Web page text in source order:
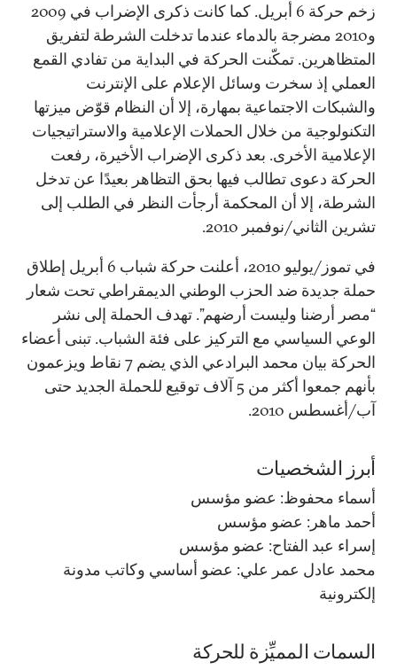
زخم حركة 6 أبريل. كما كانت ذكرى الإضراب في 2009
و2010 مضرجة بالدماء عندما تدخلت الشرطة لتفريق
المتظاهرين. تمكّنت الحركة في البداية من تفادي القمع
العملي إذ سخرت وسائل الإعلام على الإنترنت
والشبكات الاجتماعية بمهارة، إلا أن النظام قوّض ميزتها
التكنولوجية من خلال الحملات الإعلامية والاستراتيجيات
الإعلامية الأخرى. بعد ذكرى الإضراب الأخيرة، رفعت
الحركة دعوى تطالب فيها بحق التظاهر بعيدًا عن تدخل
الشرطة، إلا أن المحكمة أرجأت النظر في الطلب إلى
تشرين الثاني/نوفمبر 2010.
في تموز/يوليو 2010، أعلنت حركة شباب 6 أبريل إطلاق
حملة جديدة ضد الحزب الوطني الديمقراطي تحت شعار
“مصر أرضنا وليست أرضهم”. تهدف الحملة إلى نشر
الوعي السياسي مع التركيز على فئة الشباب. تبنى أعضاء
الحركة بيان محمد البرادعي الذي يضم 7 نقاط ويزعمون
بأنهم جمعوا أكثر من 5 آلاف توقيع للحملة الجديد حتى
آب/أغسطس 2010.
أبرز الشخصيات
أسماء محفوظ: عضو مؤسس
أحمد ماهر: عضو مؤسس
إسراء عبد الفتاح: عضو مؤسس
محمد عادل عمر علي: عضو أساسي وكاتب مدونة
إلكترونية
السمات المميِّزة للحركة